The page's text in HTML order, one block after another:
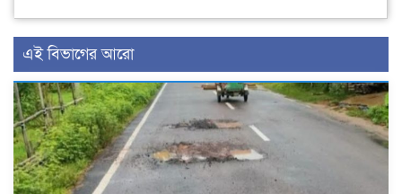
এই বিভাগের আরো